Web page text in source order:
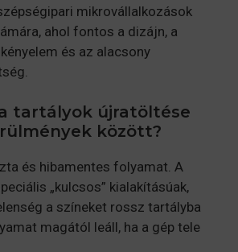
mikrovállalkozások
ahol fontos a dizájn, a
és az alacsony
tartályok újratöltése
között?
és hibamentes folyamat. A
„kulcsos” kialakításúak,
a színeket rossz tartályba
magától leáll, ha a gép tele